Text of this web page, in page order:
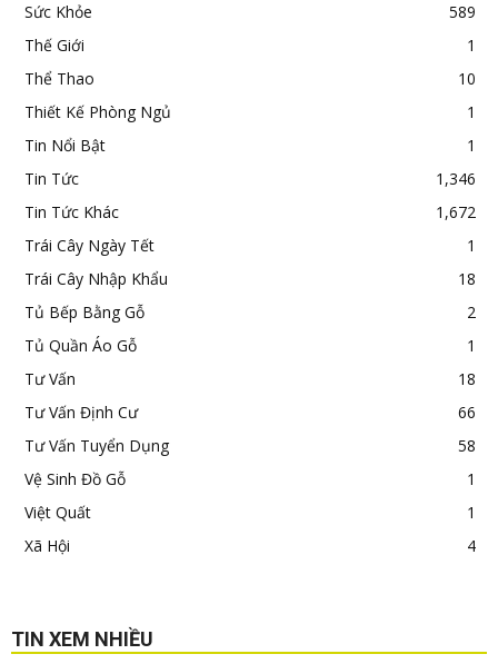
Sức Khỏe
589
Thế Giới
1
Thể Thao
10
Thiết Kế Phòng Ngủ
1
Tin Nổi Bật
1
Tin Tức
1,346
Tin Tức Khác
1,672
Trái Cây Ngày Tết
1
Trái Cây Nhập Khẩu
18
Tủ Bếp Bằng Gỗ
2
Tủ Quần Áo Gỗ
1
Tư Vấn
18
Tư Vấn Định Cư
66
Tư Vấn Tuyển Dụng
58
Vệ Sinh Đồ Gỗ
1
Việt Quất
1
Xã Hội
4
TIN XEM NHIỀU